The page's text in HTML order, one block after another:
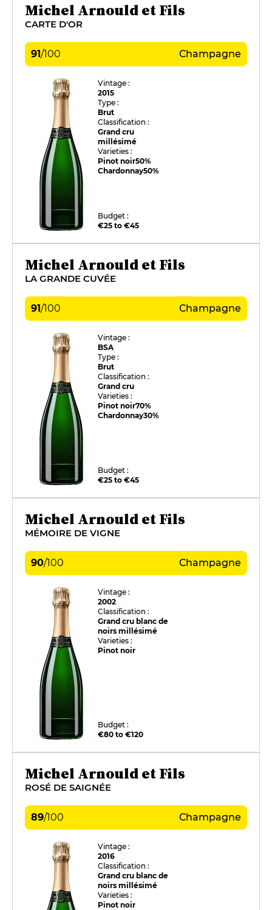
Michel Arnould et Fils
CARTE D'OR
91/100 Champagne
Vintage :
2015
Type :
Brut
Classification :
Grand cru
millésimé
Varieties :
Pinot noir50%
Chardonnay50%
Budget :
€25 to €45
Michel Arnould et Fils
LA GRANDE CUVÉE
91/100 Champagne
Vintage :
BSA
Type :
Brut
Classification :
Grand cru
Varieties :
Pinot noir70%
Chardonnay30%
Budget :
€25 to €45
Michel Arnould et Fils
MÉMOIRE DE VIGNE
90/100 Champagne
Vintage :
2002
Classification :
Grand cru blanc de
noirs millésimé
Varieties :
Pinot noir
Budget :
€80 to €120
Michel Arnould et Fils
ROSÉ DE SAIGNÉE
89/100 Champagne
Vintage :
2016
Classification :
Grand cru blanc de
noirs millésimé
Varieties :
Pinot noir